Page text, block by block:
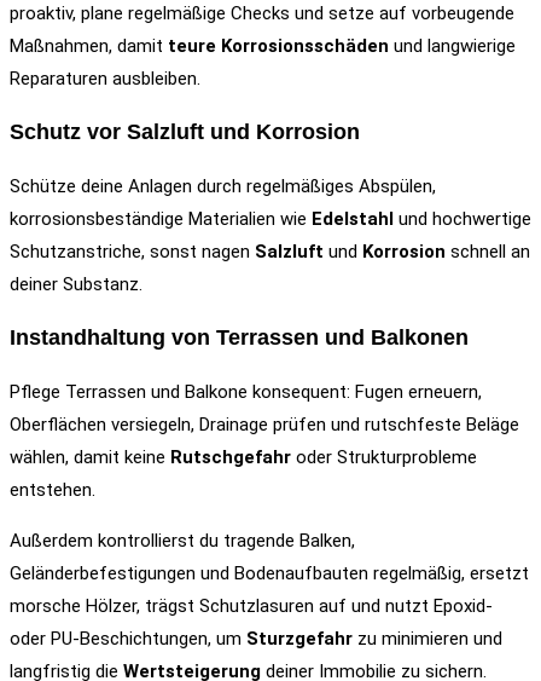
proaktiv, plane regelmäßige Checks und setze auf vorbeugende
Maßnahmen, damit teure Korrosionsschäden und langwierige
Reparaturen ausbleiben.
Schutz vor Salzluft und Korrosion
Schütze deine Anlagen durch regelmäßiges Abspülen,
korrosionsbeständige Materialien wie Edelstahl und hochwertige
Schutzanstriche, sonst nagen Salzluft und Korrosion schnell an
deiner Substanz.
Instandhaltung von Terrassen und Balkonen
Pflege Terrassen und Balkone konsequent: Fugen erneuern,
Oberflächen versiegeln, Drainage prüfen und rutschfeste Beläge
wählen, damit keine Rutschgefahr oder Strukturprobleme
entstehen.
Außerdem kontrollierst du tragende Balken,
Geländerbefestigungen und Bodenaufbauten regelmäßig, ersetzt
morsche Hölzer, trägst Schutzlasuren auf und nutzt Epoxid-
oder PU-Beschichtungen, um Sturzgefahr zu minimieren und
langfristig die Wertsteigerung deiner Immobilie zu sichern.